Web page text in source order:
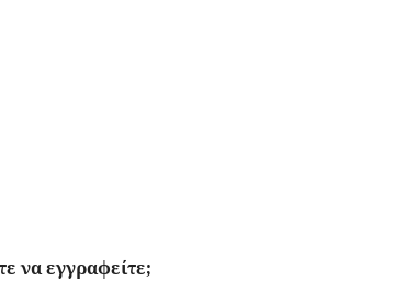
να εγγραφείτε;